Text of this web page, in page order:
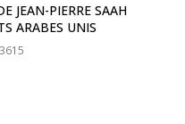
JEAN-PIERRE SAAH
ARABES UNIS